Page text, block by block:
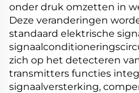
onder druk omzetten in
Deze veranderingen
standaard elektrische
zich op het detecteren
transmitters functies
signaalversterking,